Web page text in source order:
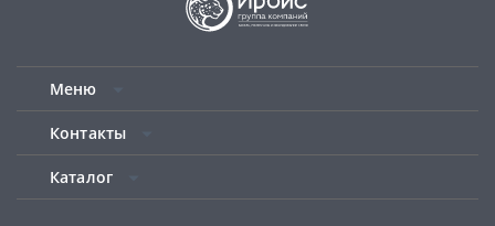
Меню
Контакты
Каталог